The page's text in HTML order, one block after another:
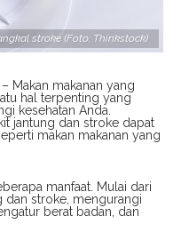
stroke (Foto: Thinkstock)
– Makan makanan yang
hal terpenting yang
kesehatan Anda.
jantung dan stroke dapat
makan makanan yang
manfaat. Mulai dari
dan stroke, mengurangi
berat badan, dan